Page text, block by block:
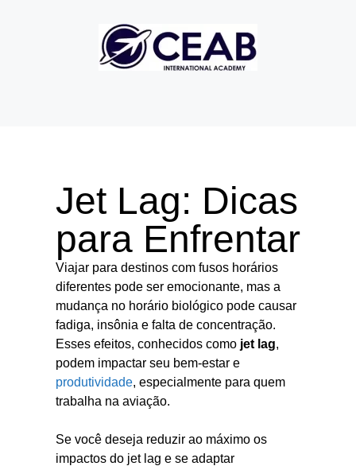
Jet Lag: Dicas
para Enfrentar
Viajar para destinos com fusos horários
diferentes pode ser emocionante, mas a
mudança no horário biológico pode causar
fadiga, insônia e falta de concentração.
Esses efeitos, conhecidos como jet lag,
podem impactar seu bem-estar e
produtividade, especialmente para quem
trabalha na aviação.
Se você deseja reduzir ao máximo os
impactos do jet lag e se adaptar